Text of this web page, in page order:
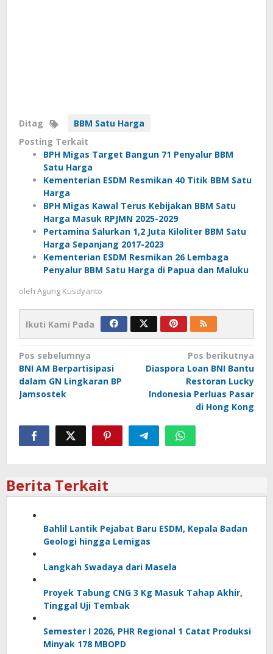
Ditag
BBM Satu Harga
Posting Terkait
BPH Migas Target Bangun 71 Penyalur BBM
Satu Harga
Kementerian ESDM Resmikan 40 Titik BBM Satu
Harga
BPH Migas Kawal Terus Kebijakan BBM Satu
Harga Masuk RPJMN 2025-2029
Pertamina Salurkan 1,2 Juta Kiloliter BBM Satu
Harga Sepanjang 2017-2023
Kementerian ESDM Resmikan 26 Lembaga
Penyalur BBM Satu Harga di Papua dan Maluku
oleh Agung Kusdyanto
Ikuti Kami Pada
Navigasi
pos
Pos sebelumnya
BNI AM Berpartisipasi
dalam GN Lingkaran BP
Jamsostek
Pos berikutnya
Diaspora Loan BNI Bantu
Restoran Lucky
Indonesia Perluas Pasar
di Hong Kong
Berita Terkait
Bahlil Lantik Pejabat Baru ESDM, Kepala Badan
Geologi hingga Lemigas
Langkah Swadaya dari Masela
Proyek Tabung CNG 3 Kg Masuk Tahap Akhir,
Tinggal Uji Tembak
Semester I 2026, PHR Regional 1 Catat Produksi
Minyak 178 MBOPD